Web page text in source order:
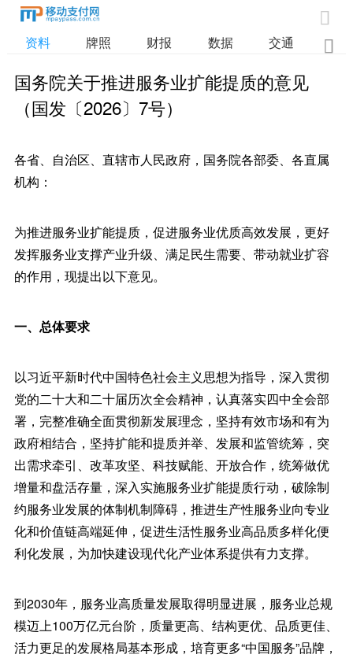

资料 牌照 财报 数据 交通 
国务院关于推进服务业扩能提质的意见
（国发〔2026〕7号）
各省、自治区、直辖市人民政府，国务院各部委、各直属
机构：
为推进服务业扩能提质，促进服务业优质高效发展，更好
发挥服务业支撑产业升级、满足民生需要、带动就业扩容
的作用，现提出以下意见。
一、总体要求
以习近平新时代中国特色社会主义思想为指导，深入贯彻
党的二十大和二十届历次全会精神，认真落实四中全会部
署，完整准确全面贯彻新发展理念，坚持有效市场和有为
政府相结合，坚持扩能和提质并举、发展和监管统筹，突
出需求牵引、改革攻坚、科技赋能、开放合作，统筹做优
增量和盘活存量，深入实施服务业扩能提质行动，破除制
约服务业发展的体制机制障碍，推进生产性服务业向专业
化和价值链高端延伸，促进生活性服务业高品质多样化便
利化发展，为加快建设现代化产业体系提供有力支撑。
到2030年，服务业高质量发展取得明显进展，服务业总规
模迈上100万亿元台阶，质量更高、结构更优、品质更佳、
活力更足的发展格局基本形成，培育更多“中国服务”品牌，